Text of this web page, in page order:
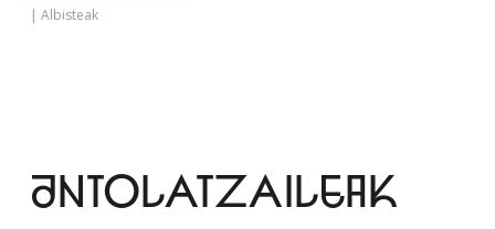
|Albisteak
ANTOLATZAILEAK